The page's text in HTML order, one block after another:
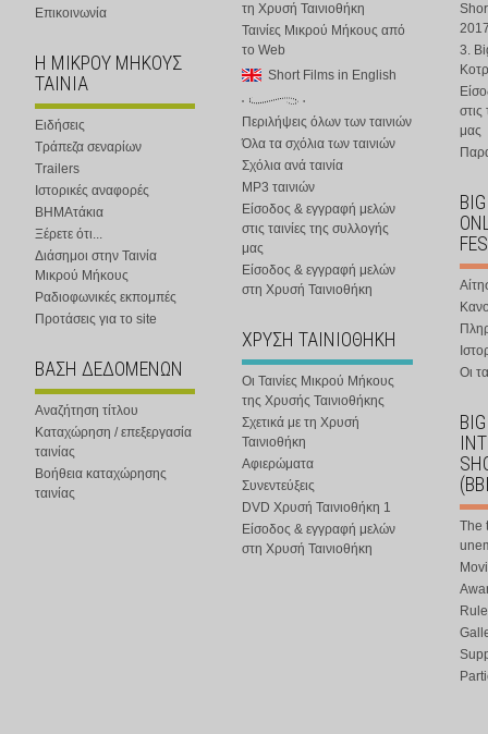
Επικοινωνία
Η ΜΙΚΡΟΥ ΜΗΚΟΥΣ
ΤΑΙΝΙΑ
Ειδήσεις
Τράπεζα σεναρίων
Trailers
Ιστορικές αναφορές
ΒΗΜΑτάκια
Ξέρετε ότι...
Διάσημοι στην Ταινία
Μικρού Μήκους
Ραδιοφωνικές εκπομπές
Προτάσεις για το site
ΒΑΣΗ ΔΕΔΟΜΕΝΩΝ
Αναζήτηση τίτλου
Καταχώρηση / επεξεργασία
ταινίας
Βοήθεια καταχώρησης
ταινίας
τη Χρυσή Ταινιοθήκη
Ταινίες Μικρού Μήκους από
το Web
Short Films in English
Περιλήψεις όλων των ταινιών
Όλα τα σχόλια των ταινιών
Σχόλια ανά ταινία
MP3 ταινιών
Είσοδος & εγγραφή μελών
στις ταινίες της συλλογής
μας
Είσοδος & εγγραφή μελών
στη Χρυσή Ταινιοθήκη
ΧΡΥΣΗ ΤΑΙΝΙΟΘΗΚΗ
Οι Ταινίες Μικρού Μήκους
της Χρυσής Ταινιοθήκης
Σχετικά με τη Χρυσή
Ταινιοθήκη
Αφιερώματα
Συνεντεύξεις
DVD Χρυσή Ταινιοθήκη 1
Είσοδος & εγγραφή μελών
στη Χρυσή Ταινιοθήκη
3.
στις
μας
Οι
The